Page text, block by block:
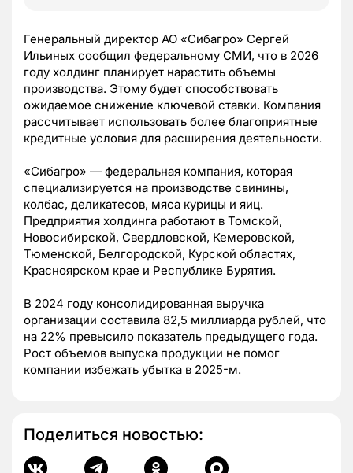
Генеральный директор АО «Сибагро» Сергей
Ильиных сообщил федеральному СМИ, что в 2026
году холдинг планирует нарастить объемы
производства. Этому будет способствовать
ожидаемое снижение ключевой ставки. Компания
рассчитывает использовать более благоприятные
кредитные условия для расширения деятельности.
«Сибагро» — федеральная компания, которая
специализируется на производстве свинины,
колбас, деликатесов, мяса курицы и яиц.
Предприятия холдинга работают в Томской,
Новосибирской, Свердловской, Кемеровской,
Тюменской, Белгородской, Курской областях,
Красноярском крае и Республике Бурятия.
В 2024 году консолидированная выручка
организации составила 82,5 миллиарда рублей, что
на 22% превысило показатель предыдущего года.
Рост объемов выпуска продукции не помог
компании избежать убытка в 2025-м.
Поделиться новостью: